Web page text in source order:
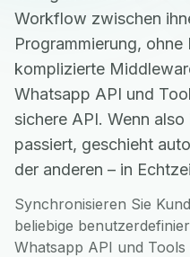
Workflow zwischen
Programmierung,
komplizierte
Whatsapp API und
sichere API. Wenn
passiert, geschieht
der anderen – in
Synchronisieren Sie
beliebige
Whatsapp API und